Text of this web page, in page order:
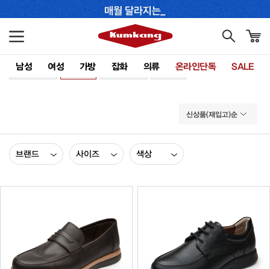
남성 여성 가방 잡화 의류 온라인단독 SALE
전체보기 MAN WOMAN ACC
신상품(재입고)순
브랜드 사이즈 색상